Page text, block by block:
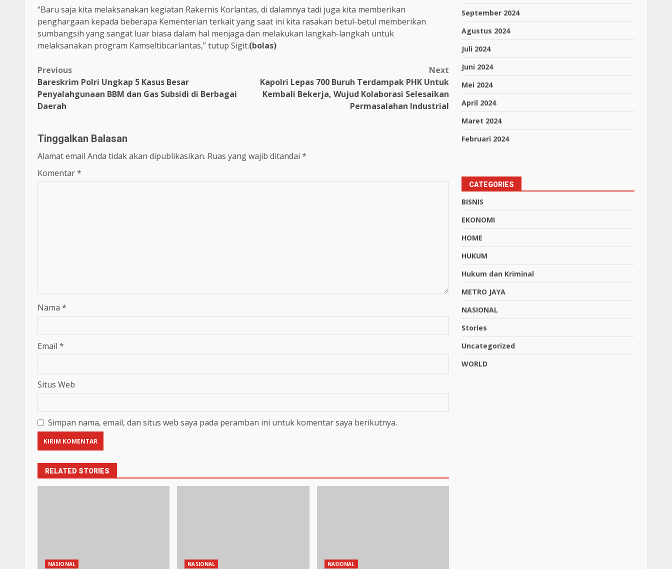
“Baru saja kita melaksanakan kegiatan Rakernis Korlantas, di dalamnya tadi juga kita memberikan
penghargaan kepada beberapa Kementerian terkait yang saat ini kita rasakan betul-betul memberikan
sumbangsih yang sangat luar biasa dalam hal menjaga dan melakukan langkah-langkah untuk
melaksanakan program Kamseltibcarlantas,” tutup Sigit.(bolas)
Previous
Bareskrim Polri Ungkap 5 Kasus Besar
Penyalahgunaan BBM dan Gas Subsidi di Berbagai
Daerah
Next
Kapolri Lepas 700 Buruh Terdampak PHK Untuk
Kembali Bekerja, Wujud Kolaborasi Selesaikan
Permasalahan Industrial
Tinggalkan Balasan
Alamat email Anda tidak akan dipublikasikan. Ruas yang wajib ditandai *
Komentar*
Nama *
Email *
Situs Web
Simpan nama, email, dan situs web saya pada peramban ini untuk komentar saya berikutnya.
RELATED STORIES
NASIONAL NASIONAL NASIONAL
September 2024
Agustus 2024
Juli 2024
Juni 2024
Mei 2024
April 2024
Maret 2024
Februari 2024
CATEGORIES
BISNIS
EKONOMI
HOME
HUKUM
Hukum dan Kriminal
METRO JAYA
NASIONAL
Stories
Uncategorized
WORLD